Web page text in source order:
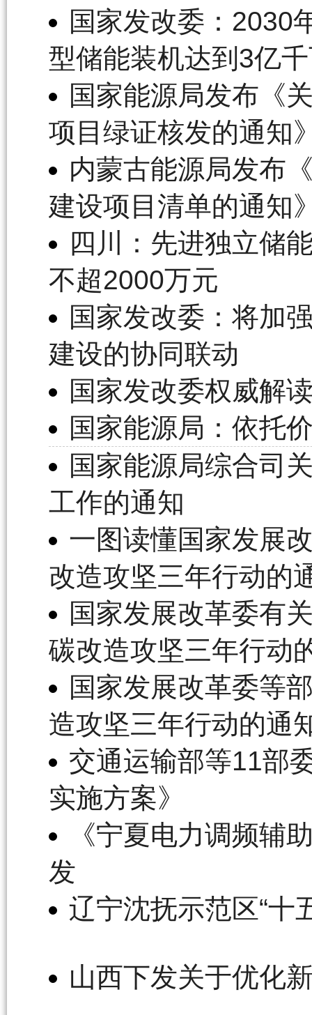
国家发改委：2030
型储能装机达到3亿
国家能源局发布《
项目绿证核发的通知
内蒙古能源局发布
建设项目清单的通知
四川：先进独立储
不超2000万元
国家发改委：将加
建设的协同联动
国家发改委权威解
国家能源局：依托
国家能源局综合司
工作的通知
一图读懂国家发展
改造攻坚三年行动的
国家发展改革委有
碳改造攻坚三年行动
国家发展改革委等
造攻坚三年行动的通
交通运输部等11部
实施方案》
《宁夏电力调频辅
发
辽宁沈抚示范区“十
山西下发关于优化